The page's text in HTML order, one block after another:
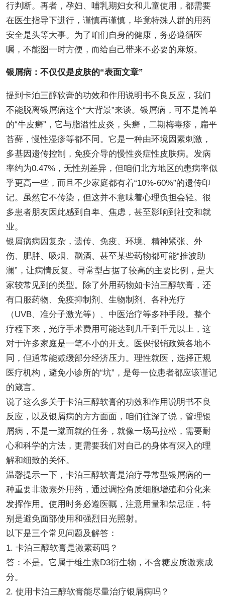
行判断。再者，孕妇、哺乳期妇女和儿童使用，都需要
在医生指导下进行，谨慎再谨慎，毕竟特殊人群的用药
安全是头等大事。为了咱们自身的健康，务必遵循医
嘱，不能图一时方便，而给自己带来不必要的麻烦。
银屑病：不仅仅是皮肤的“表面文章”
提到卡泊三醇软膏的功效和作用说明书不良反应，我们
不能脱离银屑病这个“大背景”来谈。银屑病，可不是简单
的“牛皮癣”，它与脂溢性皮炎，头癣，二期梅毒疹，扁平
苔藓，慢性湿疹等都不同。它是一种由环境因素刺激，
多基因遗传控制，免疫介导的慢性炎症性皮肤病。发病
率约为0.47%，无性别差异，但咱们北方地区的患病率似
乎更高一些，而且不少家庭都有着“10%-60%”的遗传印
记。虽然它不传染，但这并不意味着心理负担会轻。很
多患者朋友因此感到自卑、焦虑，甚至影响到社交和就
业。
银屑病病因复杂，遗传、免疫、环境、精神紧张、外
伤、肥胖、吸烟、酗酒、甚至某些药物都可能“推波助
澜”，让病情反复。寻常型占据了较高的主要比例，是大
家较常见到的类型。除了外用药物如卡泊三醇软膏，还
有口服药物、免疫抑制剂、生物制剂、各种光疗
（UVB、准分子激光等）、中医治疗等多种手段。整个
疗程下来，光疗手术费用可能达到几千到千元以上，这
对于许多家庭是一笔不小的开支。医保报销政策各地不
同，但通常能减缓部分经济压力。理性就医，选择正规
医疗机构，避免小诊所的“坑”，是每一位患者都应该谨记
的箴言。
说了这么多关于卡泊三醇软膏的功效和作用说明书不良
反应，以及银屑病的方方面面，咱们往深了说，管理银
屑病，不是一蹴而就的任务，就像一场马拉松，需要耐
心和科学的方法，更需要我们对自己的身体有深入的理
解和细致的关怀。
温馨提示一下，卡泊三醇软膏是治疗寻常型银屑病的一
种重要非激素外用药，通过调控角质细胞增殖和分化来
发挥作用。使用时务必遵医嘱，注意用量和禁忌症，特
别是避免面部使用和强烈日光照射。
以下是三个常见问题及解答：
1. 卡泊三醇软膏是激素药吗？
答：不是。它属于维生素D3衍生物，不含糖皮质激素成
分。
2. 使用卡泊三醇软膏能尽量治疗银屑病吗？